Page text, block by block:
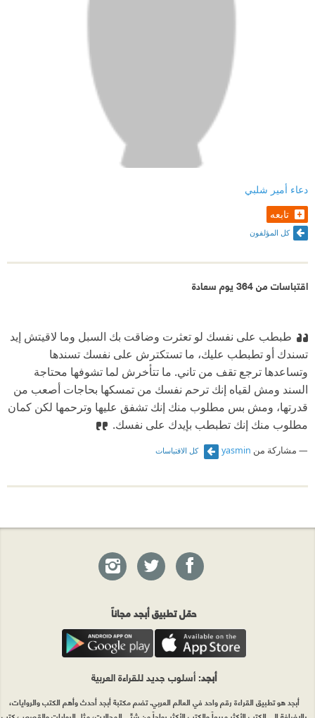
دعاء أمير شلبي
تابعه
كل المؤلفون
اقتباسات من 364 يوم سعادة
طبطب على نفسك ‫ لو تعثرت وضاقت بك السبل وما لاقيتش إيد
تسندك أو تطبطب عليك، ما تستكترش على نفسك تسندها
وتساعدها ترجع تقف من تاني. ما تتأخرش لما تشوفها محتاجة
السند ومش لقياه إنك ترحم نفسك من تمسكها بحاجات أصعب من
قدرتها، ومش بس مطلوب منك إنك تشفق عليها وترحمها لكن كمان
مطلوب منك إنك تطبطب بإيدك على نفسك.
مشاركة من yasmin كل الاقتباسات
حمّل تطبيق أبجد مجاناً
أبجد: أسلوب جديد للقراءة العربية
أبجد هو تطبيق القراءة رقم واحد في العالم العربي. تضم مكتبة أبجد أحدث وأهم الكتب والروايات،